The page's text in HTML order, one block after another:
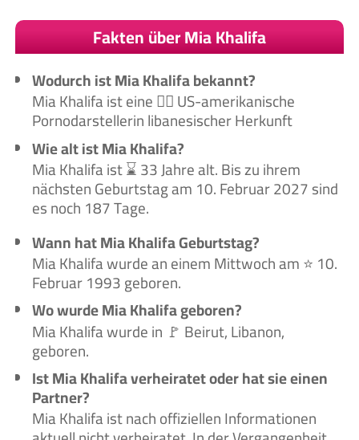
Fakten über Mia Khalifa
Wodurch ist Mia Khalifa bekannt?
Mia Khalifa ist eine 🙋‍♀️ US-amerikanische
Pornodarstellerin libanesischer Herkunft
Wie alt ist Mia Khalifa?
Mia Khalifa ist ⌛ 33 Jahre alt. Bis zu ihrem
nächsten Geburtstag am 10. Februar 2027 sind
es noch 187 Tage.
Wann hat Mia Khalifa Geburtstag?
Mia Khalifa wurde an einem Mittwoch am ⭐ 10.
Februar 1993 geboren.
Wo wurde Mia Khalifa geboren?
Mia Khalifa wurde in 🚩 Beirut, Libanon,
geboren.
Ist Mia Khalifa verheiratet oder hat sie einen
Partner?
Mia Khalifa ist nach offiziellen Informationen